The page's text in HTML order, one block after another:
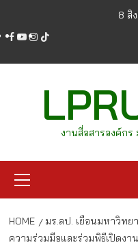
content
8 สิ
facebook
youtube
instagram
tiktok
งานสื่อสารองค์กร
Menu
HOME
มร.ลป. เยือนมหาวิทย
ความร่วมมือและร่วมพิธีเปิดงาน